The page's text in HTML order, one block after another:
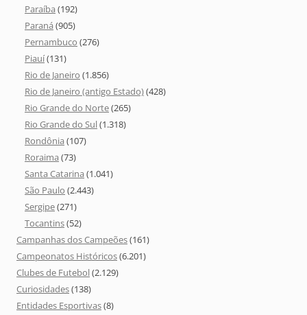
Paraíba (192)
Paraná (905)
Pernambuco (276)
Piauí(131)
Rio de Janeiro (1.856)
Rio de Janeiro (antigo Estado)(428)
Rio Grande do Norte(265)
Rio Grande do Sul(1.318)
Rondônia (107)
Roraima (73)
Santa Catarina (1.041)
São Paulo (2.443)
Sergipe(271)
Tocantins(52)
Campanhas dos Campeões(161)
Campeonatos Históricos(6.201)
Clubes de Futebol(2.129)
Curiosidades(138)
Entidades Esportivas(8)